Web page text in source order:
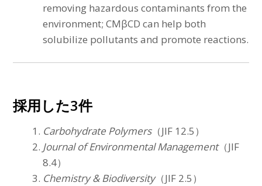
removing hazardous contaminants from the
environment; CMβCD can help both
solubilize pollutants and promote reactions.
採用した3件
Carbohydrate Polymers（JIF 12.5）
Journal of Environmental Management（JIF
8.4）
Chemistry & Biodiversity（JIF 2.5）